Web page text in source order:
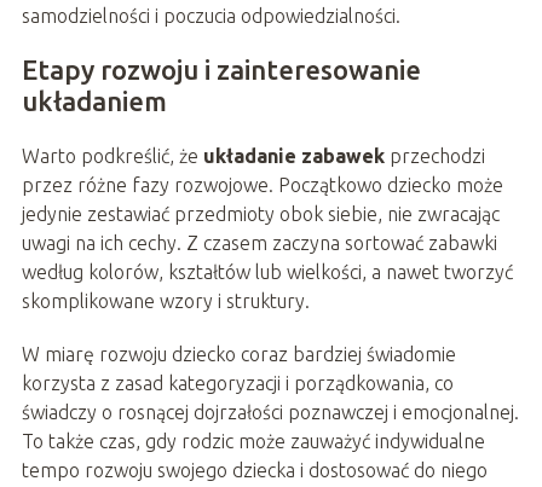
samodzielności i poczucia odpowiedzialności.
Etapy rozwoju i zainteresowanie
układaniem
Warto podkreślić, że układanie zabawekprzechodzi
przez różne fazy rozwojowe. Początkowo dziecko może
jedynie zestawiać przedmioty obok siebie, nie zwracając
uwagi na ich cechy. Z czasem zaczyna sortować zabawki
według kolorów, kształtów lub wielkości, a nawet tworzyć
skomplikowane wzory i struktury.
W miarę rozwoju dziecko coraz bardziej świadomie
korzysta z zasad kategoryzacji i porządkowania, co
świadczy o rosnącej dojrzałości poznawczej i emocjonalnej.
To także czas, gdy rodzic może zauważyć indywidualne
tempo rozwoju swojego dziecka i dostosować do niego